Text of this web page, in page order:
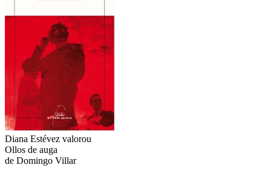
Diana Estévez valorou
Ollos de auga
de Domingo Villar